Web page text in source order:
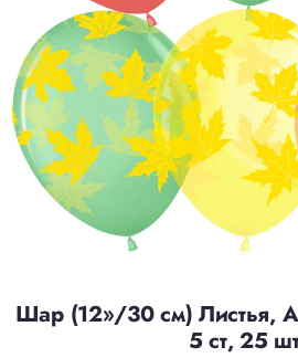
Доставка
О нас
Отзывы
Контакты
Политика
Шар (12»/30 см) Листья,
5 ст, 25